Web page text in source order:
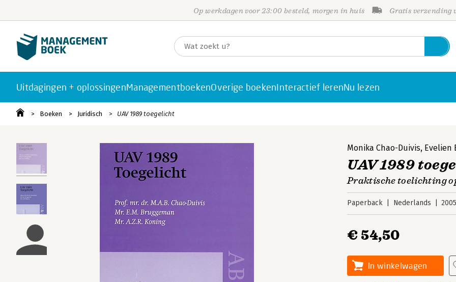
Op werkdagen voor 23:00 besteld, morgen in huis Gratis verzending
Uitdagingen + oplossingenManagementboekenOverige boekenInteractief lerenNu lezen
Boeken Juridisch UAV 1989 toegelicht
Monika Chao-Duivis, Evelien
UAV 1989
Praktische toelichting
Paperback Nederlands
€ 54,50
In winkelwagen